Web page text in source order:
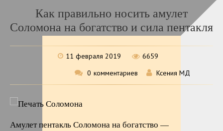
Как правильно носить амулет
Соломона на богатство и сила пентакля
11 февраля 2019
6659
0 комментариев Ксения МД
Амулет пентакль Соломона на богатство —